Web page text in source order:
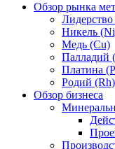
Обзор рынка
Никель
Медь (Cu)
Палладий
Платина
Родий (Rh)
Обзор бизнеса